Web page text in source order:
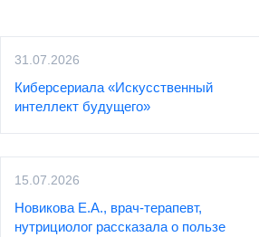
31.07.2026
Киберсериала «Искусственный
интеллект будущего»
15.07.2026
Новикова Е.А., врач-терапевт,
нутрициолог рассказала о пользе